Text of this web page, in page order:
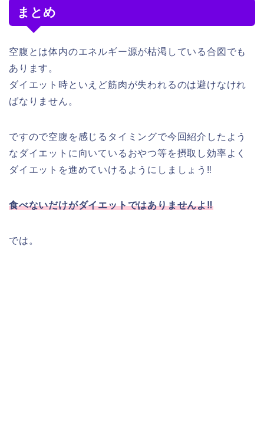
まとめ
空腹とは体内のエネルギー源が枯渇している合図でも
あります。
ダイエット時といえど筋肉が失われるのは避けなけれ
ばなりません。
ですので空腹を感じるタイミングで今回紹介したよう
なダイエットに向いているおやつ等を摂取し効率よく
ダイエットを進めていけるようにしましょう‼︎
食べないだけがダイエットではありませんよ‼︎
では。